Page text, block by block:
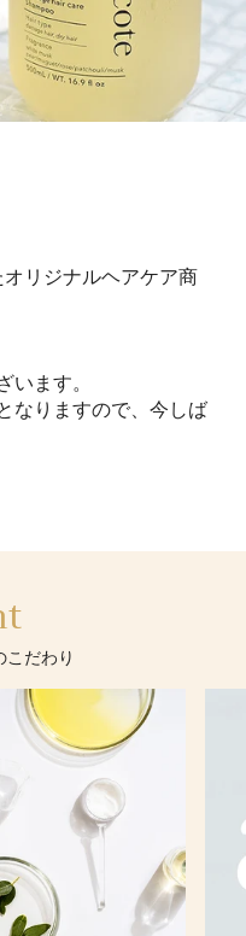
リジナルヘアケア商
ます。
なりますので、今しば
こだわり